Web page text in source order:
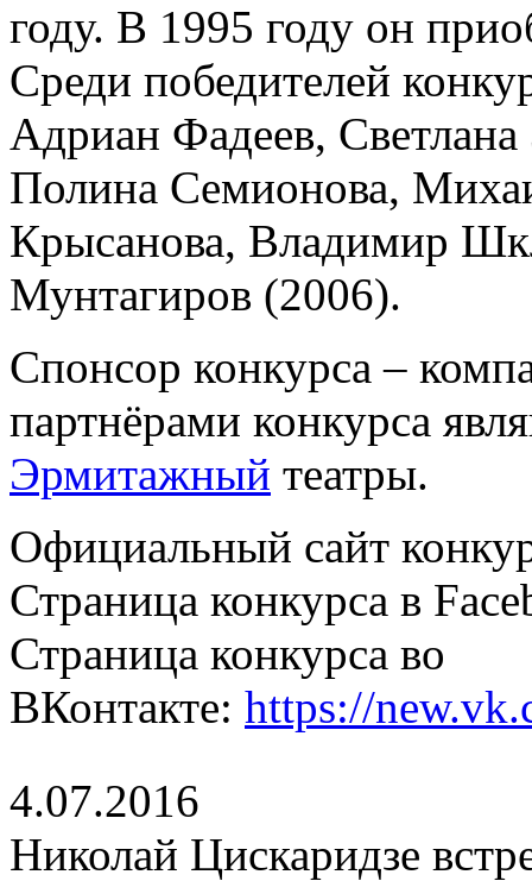
году. В 1995 году он
Среди победителей
Адриан Фадеев,
Полина Семионова,
Крысанова, Владимир
Мунтагиров (2006).
Спонсор конкурса –
партнёрами конкурса
Эрмитажный театры.
Официальный сайт
Страница конкурса в
Страница конкурса во
ВКонтакте: https://
4.07.2016
Николай Цискаридзе